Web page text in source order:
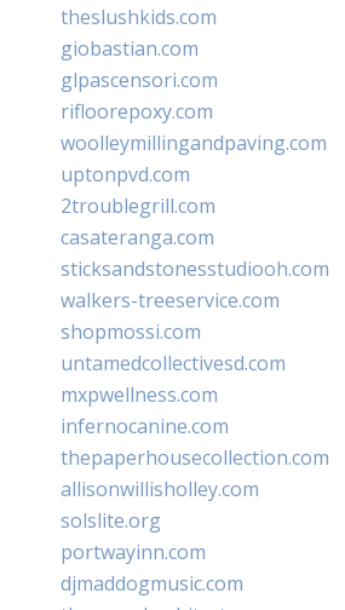
theslushkids.com
giobastian.com
glpascensori.com
rifloorepoxy.com
woolleymillingandpaving.com
uptonpvd.com
2troublegrill.com
casateranga.com
sticksandstonesstudiooh.com
walkers-treeservice.com
shopmossi.com
untamedcollectivesd.com
mxpwellness.com
infernocanine.com
thepaperhousecollection.com
allisonwillisholley.com
solslite.org
portwayinn.com
djmaddogmusic.com